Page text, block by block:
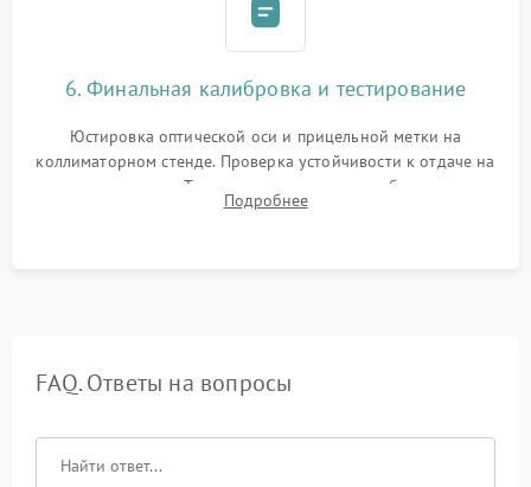
6. Финальная калибровка и тестирование
Юстировка оптической оси и прицельной метки на
коллиматорном стенде. Проверка устойчивости к отдаче на
ударном стенде. Тестирование качества изображения в
темноте, дальности обнаружения и корректной работы всех
Подробнее
FAQ. Ответы на вопросы